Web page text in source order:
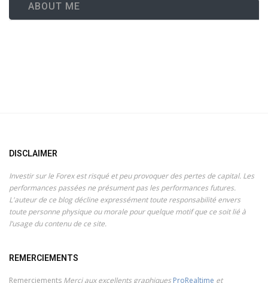
ABOUT ME
DISCLAIMER
Investir sur le Forex est risqué et peu provoquer des pertes de capital. Les
performances passées ne présument pas les performances futures.
L'auteur de ce blog décline expressément toute responsabilité envers
toute personne physique ou morale pour quelque motif que ce soit lié à
l’usage du contenu de ce site.
REMERCIEMENTS
Remerciements Merci aux excellents graphiques ProRealtime et